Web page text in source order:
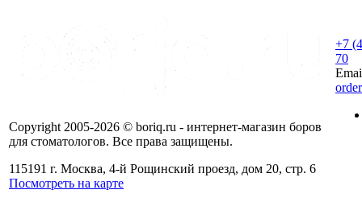
Copyright 2005-2026 © boriq.ru - интернет-магазин боров
для стоматологов. Все права защищены.
115191 г. Москва, 4-й Рощинский проезд, дом 20, стр. 6
Посмотреть на карте
+7
70